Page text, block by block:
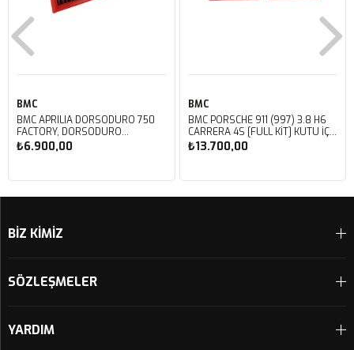
BMC
BMC APRILIA DORSODURO 750
FACTORY, DORSODURO
900, SHIVER 750 GT, SHIVER
750 KUTU İÇİ PERFORMANS
₺6.900,00
BMC
BMC PORSCHE 911 (997) 3.8 H6
CARRERA 4S [FULL KIT] KUTU İÇİ
PERFORMANS HAVA FİLTRESİ
FB468/20
₺13.700,00
BİZ KİMİZ
SÖZLEŞMELER
YARDIM